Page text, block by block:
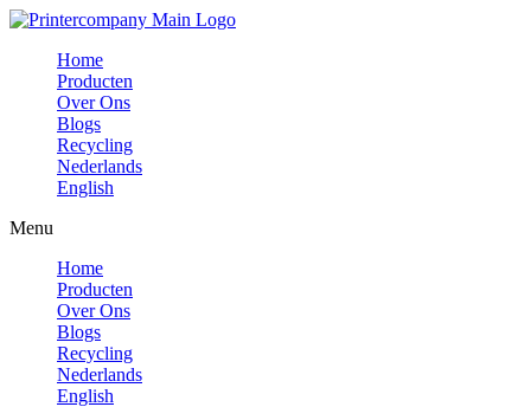
Ga
inhoud
Home
Producten
Over Ons
Blogs
Recycling
Nederlands
English
Menu
Home
Producten
Over Ons
Blogs
Recycling
Nederlands
English